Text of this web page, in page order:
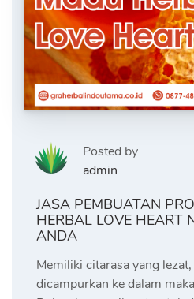
Posted by
admin
JASA PEMBUATAN
HERBAL LOVE HEART
ANDA
Memiliki citarasa yang
dicampurkan ke dalam